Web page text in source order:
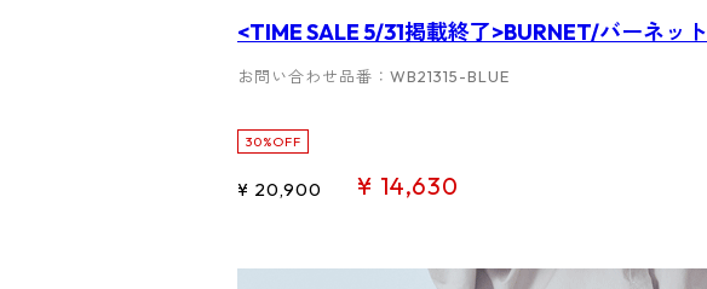
<TIME SALE 5/31掲載終了>BURNET/バーネット
お問い合わせ品番：WB21315-BLUE
30%OFF
¥ 20,900 ¥ 14,630